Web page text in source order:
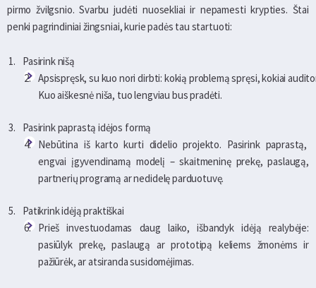
pirmo žvilgsnio. Svarbu judėti nuosekliai ir nepamesti krypties. Štai
penki pagrindiniai žingsniai, kurie padės tau startuoti:
Pasirink nišą
Apsispręsk, su kuo nori dirbti: kokią problemą spręsi, kokiai
Kuo aiškesnė niša, tuo lengviau bus pradėti.
Pasirink paprastą idėjos formą
Nebūtina iš karto kurti didelio projekto. Pasirink paprastą,
engvai įgyvendinamą modelį – skaitmeninę prekę, paslaugą,
partnerių programą ar nedidelę parduotuvę.
Patikrink idėją praktiškai
Prieš investuodamas daug laiko, išbandyk idėją realybėje:
pasiūlyk prekę, paslaugą ar prototipą keliems žmonėms ir
pažiūrėk, ar atsiranda susidomėjimas.